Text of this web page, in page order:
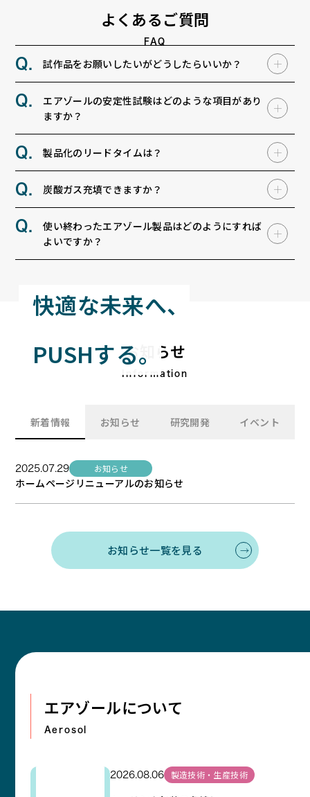
快適な未来へ、
PUSHする。
よくあるご質問
FAQ
試作品をお願いしたいがどうしたらいいか？
エアゾールの安定性試験はどのような項目があり
ますか？
製品化のリードタイムは？
炭酸ガス充填できますか？
使い終わったエアゾール製品はどのようにすれば
よいですか？
お知らせ
Information
新着情報 お知らせ 研究開発 イベント
2025.07.29 お知らせ
ホームページリニューアルのお知らせ
お知らせ一覧を見る
エアゾールについて
Aerosol
2026.08.06 製造技術・生産技術